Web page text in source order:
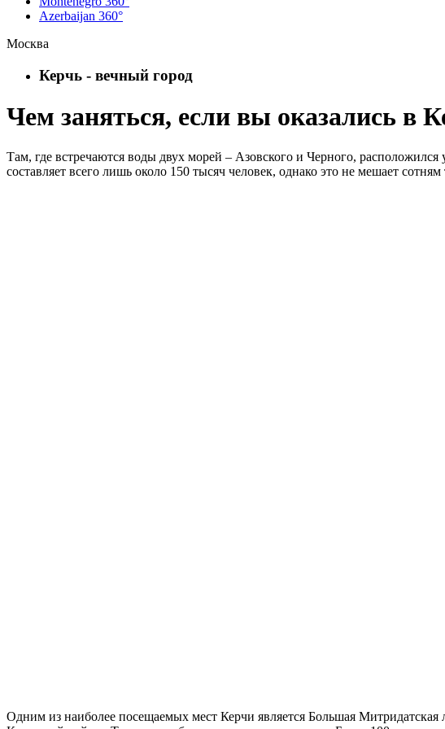
Azerbaijan 360°
Москва
Керчь - вечный город
Чем заняться, если вы оказались в
Там, где встречаются воды двух морей – Азовского и Черного,
составляет всего лишь около 150 тысяч человек, однако это не мешает
Одним из наиболее посещаемых мест Керчи является Большая Митридатская